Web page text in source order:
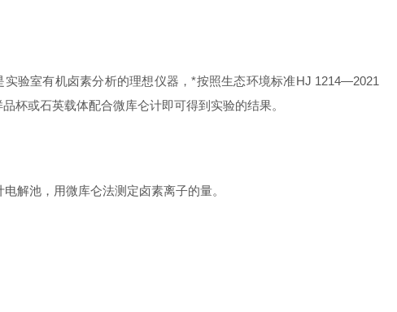
验室有机卤素分析的理想仪器，*按照生态环境标准HJ 1214—2021
杯或石英载体配合微库仑计即可得到实验的结果。
解池，用微库仑法测定卤素离子的量。